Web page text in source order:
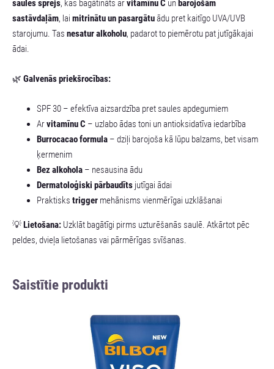
saules sprejs, kas bagātināts arvitamīnu C un barojošām
sastāvdaļām, lai mitrinātu un pasargātuādu pret kaitīgo UVA/UVB
starojumu. Tas nesatur alkoholu, padarot to piemērotu pat jutīgākajai
ādai.
🌿 Galvenās priekšrocības:
SPF 30 – efektīva aizsardzība pret saules apdegumiem
Arvitamīnu C – uzlabo ādas toni un antioksidatīva iedarbība
Burrocacao formula – dziļi barojoša kā lūpu balzams, bet visam
ķermenim
Bez alkohola – nesausina ādu
Dermatoloģiski pārbaudīts jutīgai ādai
Praktisks trigger mehānisms vienmērīgai uzklāšanai
💡 Lietošana: Uzklāt bagātīgi pirms uzturēšanās saulē. Atkārtot pēc
peldes, dvieļa lietošanas vai pārmērīgas svīšanas.
Saistītie produkti